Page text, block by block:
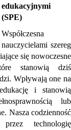
edukacyjnymi
(SPE)
Współczesna
szereg
się nowoczesne
stanowią dziś
Wpływają one na
i stanowią
lub
Nasza codzienność
technologię